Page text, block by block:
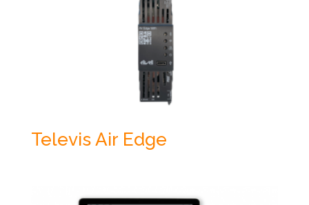
Televis Air Edge